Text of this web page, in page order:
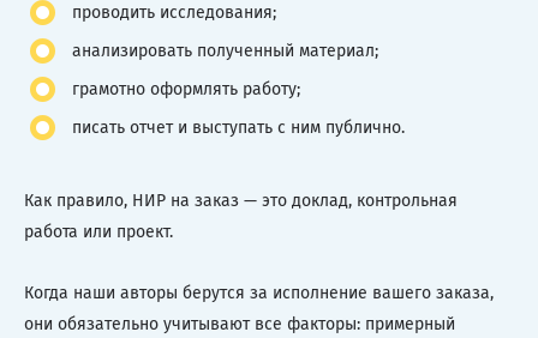
проводить исследования;
анализировать полученный материал;
грамотно оформлять работу;
писать отчет и выступать с ним публично.
Как правило, НИР на заказ — это доклад, контрольная
работа или проект.
Когда наши авторы берутся за исполнение вашего заказа,
они обязательно учитывают все факторы: примерный